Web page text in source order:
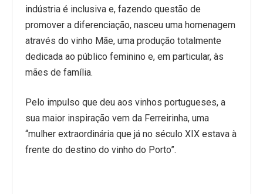
indústria é inclusiva e, fazendo questão de
promover a diferenciação, nasceu uma homenagem
através do vinho Mãe, uma produção totalmente
dedicada ao público feminino e, em particular, às
mães de família.
Pelo impulso que deu aos vinhos portugueses, a
sua maior inspiração vem da Ferreirinha, uma
“mulher extraordinária que já no século XIX estava à
frente do destino do vinho do Porto”.